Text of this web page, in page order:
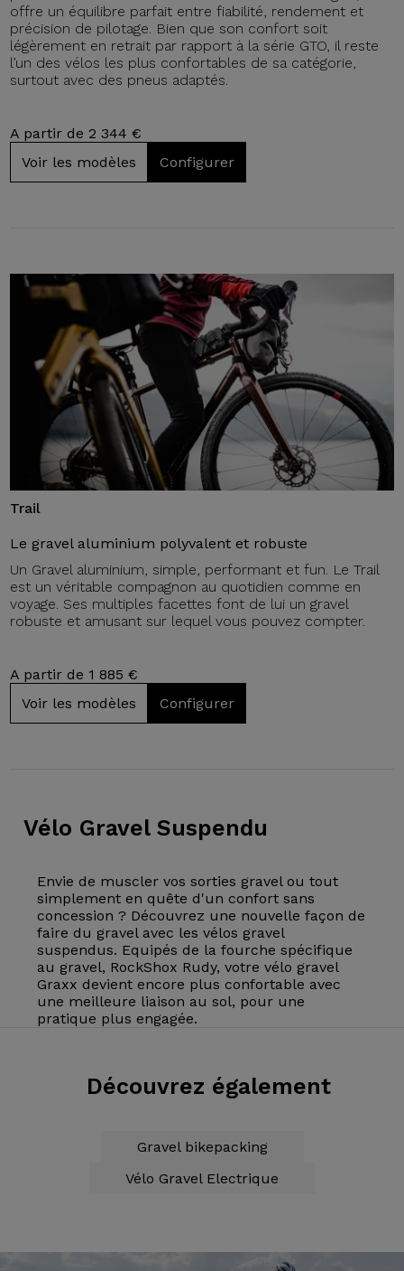
offre un équilibre parfait entre fiabilité, rendement et
précision de pilotage. Bien que son confort soit
légèrement en retrait par rapport à la série GTO, il reste
l’un des vélos les plus confortables de sa catégorie,
surtout avec des pneus adaptés.
A partir de 2 344 €
Voir les modèles
Configurer
Trail
Le gravel aluminium polyvalent et robuste
Un Gravel aluminium, simple, performant et fun. Le Trail
est un véritable compagnon au quotidien comme en
voyage. Ses multiples facettes font de lui un gravel
robuste et amusant sur lequel vous pouvez compter.
A partir de 1 885 €
Voir les modèles
Configurer
Vélo Gravel Suspendu
Envie de muscler vos sorties gravel ou tout
simplement en quête d'un confort sans
concession ? Découvrez une nouvelle façon de
faire du gravel avec les vélos gravel
suspendus. Equipés de la fourche spécifique
au gravel, RockShox Rudy, votre vélo gravel
Graxx devient encore plus confortable avec
une meilleure liaison au sol, pour une
pratique plus engagée.
Découvrez également
Gravel bikepacking
Vélo Gravel Electrique